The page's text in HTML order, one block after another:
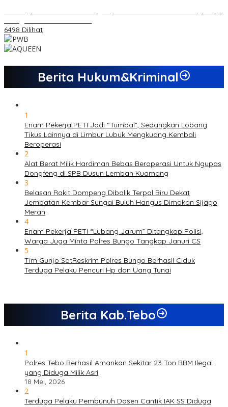
6498 Dilihat
Berita Hukum&Kriminal
1
Enam Pekerja PETI Jadi “Tumbal”, Sedangkan Lobang
Tikus Lainnya di Limbur Lubuk Mengkuang Kembali
Beroperasi
2
Alat Berat Milik Hardiman Bebas Beroperasi Untuk Ngupas
Dongfeng di SPB Dusun Lembah Kuamang
3
Belasan Rakit Dompeng Dibalik Terpal Biru Dekat
Jembatan Kembar Sungai Buluh Hangus Dimakan Sijago
Merah
4
Enam Pekerja PETI “Lubang Jarum” Ditangkap Polisi,
Warga Juga Minta Polres Bungo Tangkap Januri CS
5
Tim Gunjo SatReskrim Polres Bungo Berhasil Ciduk
Terduga Pelaku Pencuri Hp dan Uang Tunai
Berita Kab.Tebo
1
Polres Tebo Berhasil Amankan Sekitar 23 Ton BBM Ilegal
yang Diduga Milik Asri
18 Mei, 2026
2
Terduga Pelaku Pembunuh Dosen Cantik IAK SS Diduga